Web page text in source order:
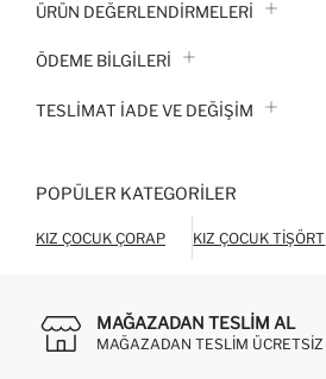
ÜRÜN DEĞERLENDİRMELERİ
ÖDEME BİLGİLERİ
TESLIMAT İADE VE DEĞIŞIM
POPÜLER KATEGORILER
KIZ ÇOCUK ÇORAP KIZ ÇOCUK TIŞÖRT
MAĞAZADAN TESLIM AL
MAĞAZADAN TESLIM ÜCRETSIZ